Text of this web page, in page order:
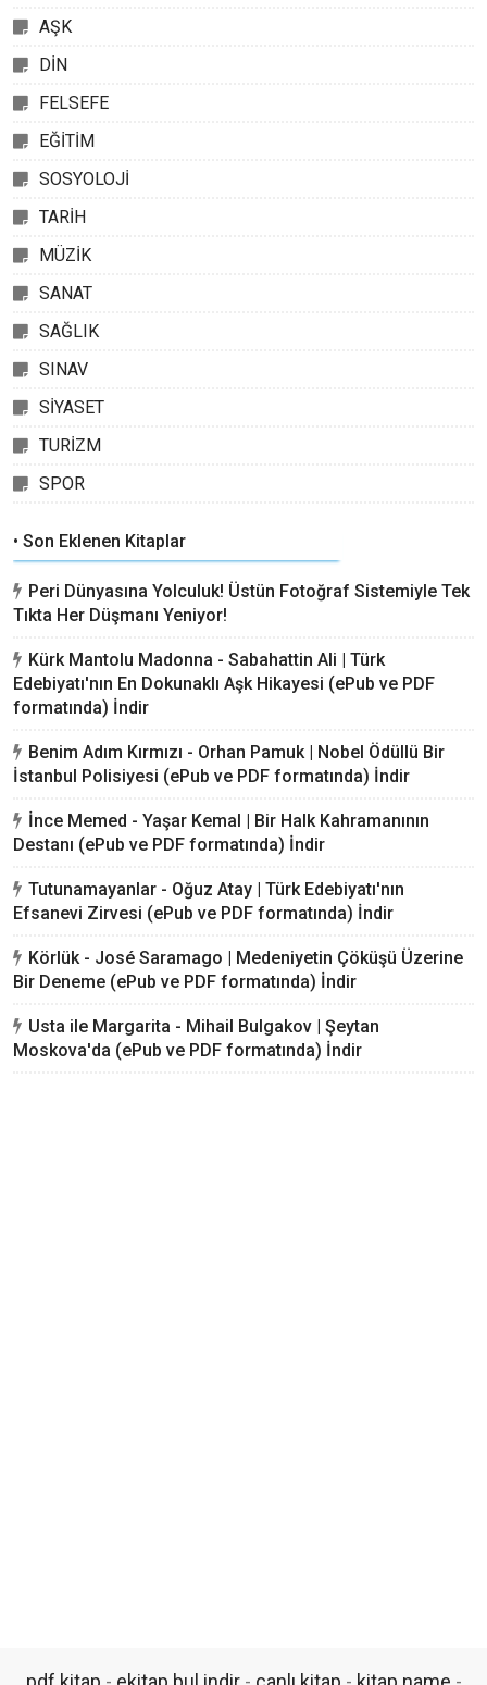
AŞK
DİN
FELSEFE
EĞİTİM
SOSYOLOJİ
TARİH
MÜZİK
SANAT
SAĞLIK
SINAV
SİYASET
TURİZM
SPOR
• Son Eklenen Kitaplar
Peri Dünyasına Yolculuk! Üstün Fotoğraf Sistemiyle Tek
Tıkta Her Düşmanı Yeniyor!
Kürk Mantolu Madonna - Sabahattin Ali | Türk
Edebiyatı'nın En Dokunaklı Aşk Hikayesi (ePub ve PDF
formatında) İndir
Benim Adım Kırmızı - Orhan Pamuk | Nobel Ödüllü Bir
İstanbul Polisiyesi (ePub ve PDF formatında) İndir
İnce Memed - Yaşar Kemal | Bir Halk Kahramanının
Destanı (ePub ve PDF formatında) İndir
Tutunamayanlar - Oğuz Atay | Türk Edebiyatı'nın
Efsanevi Zirvesi (ePub ve PDF formatında) İndir
Körlük - José Saramago | Medeniyetin Çöküşü Üzerine
Bir Deneme (ePub ve PDF formatında) İndir
Usta ile Margarita - Mihail Bulgakov | Şeytan
Moskova'da (ePub ve PDF formatında) İndir